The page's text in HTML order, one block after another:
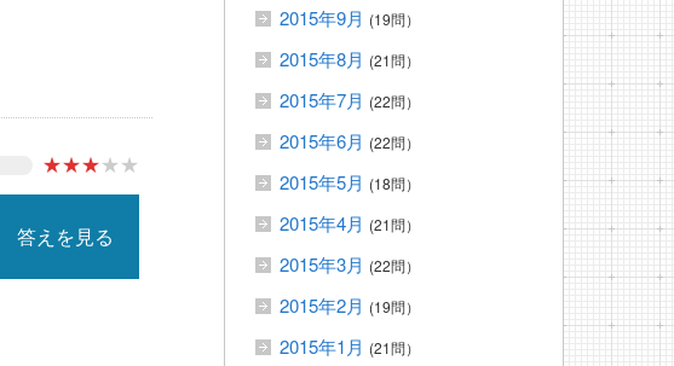
★★★★★
答えを見る
2015年9月 (19問）
2015年8月 (21問）
2015年7月 (22問）
2015年6月 (22問）
2015年5月 (18問）
2015年4月 (21問）
2015年3月 (22問）
2015年2月 (19問）
2015年1月 (21問）